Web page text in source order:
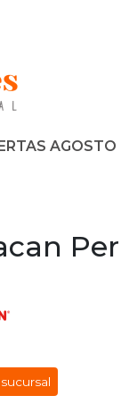
AGOSTO